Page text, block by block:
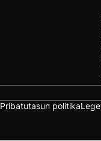
Pribatutasun politika